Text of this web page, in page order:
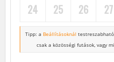
24 25 26 27
Tipp: a Beállításoknál
csak a közösségi futások, vagy